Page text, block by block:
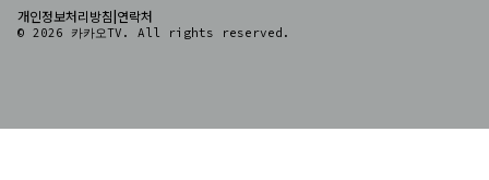
개인정보처리방침|연락처
© 2026 카카오TV. All rights reserved.